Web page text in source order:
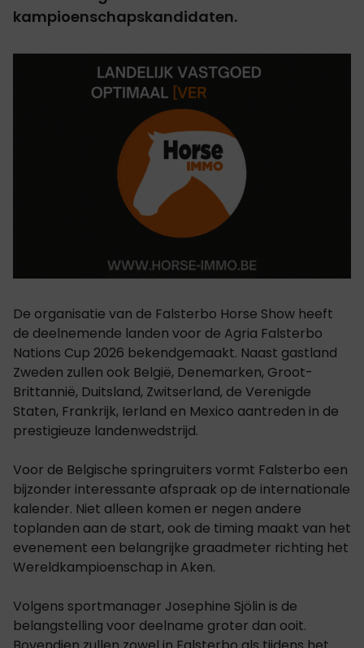
kampioenschapskandidaten.
De organisatie van de Falsterbo Horse Show heeft
de deelnemende landen voor de Agria Falsterbo
Nations Cup 2026 bekendgemaakt. Naast gastland
Zweden zullen ook België, Denemarken, Groot-
Brittannië, Duitsland, Zwitserland, de Verenigde
Staten, Frankrijk, Ierland en Mexico aantreden in de
prestigieuze landenwedstrijd.
Voor de Belgische springruiters vormt Falsterbo een
bijzonder interessante afspraak op de internationale
kalender. Niet alleen komen er negen andere
toplanden aan de start, ook de timing maakt van het
evenement een belangrijke graadmeter richting het
Wereldkampioenschap in Aken.
Volgens sportmanager Josephine Sjölin is de
belangstelling voor deelname groter dan ooit.